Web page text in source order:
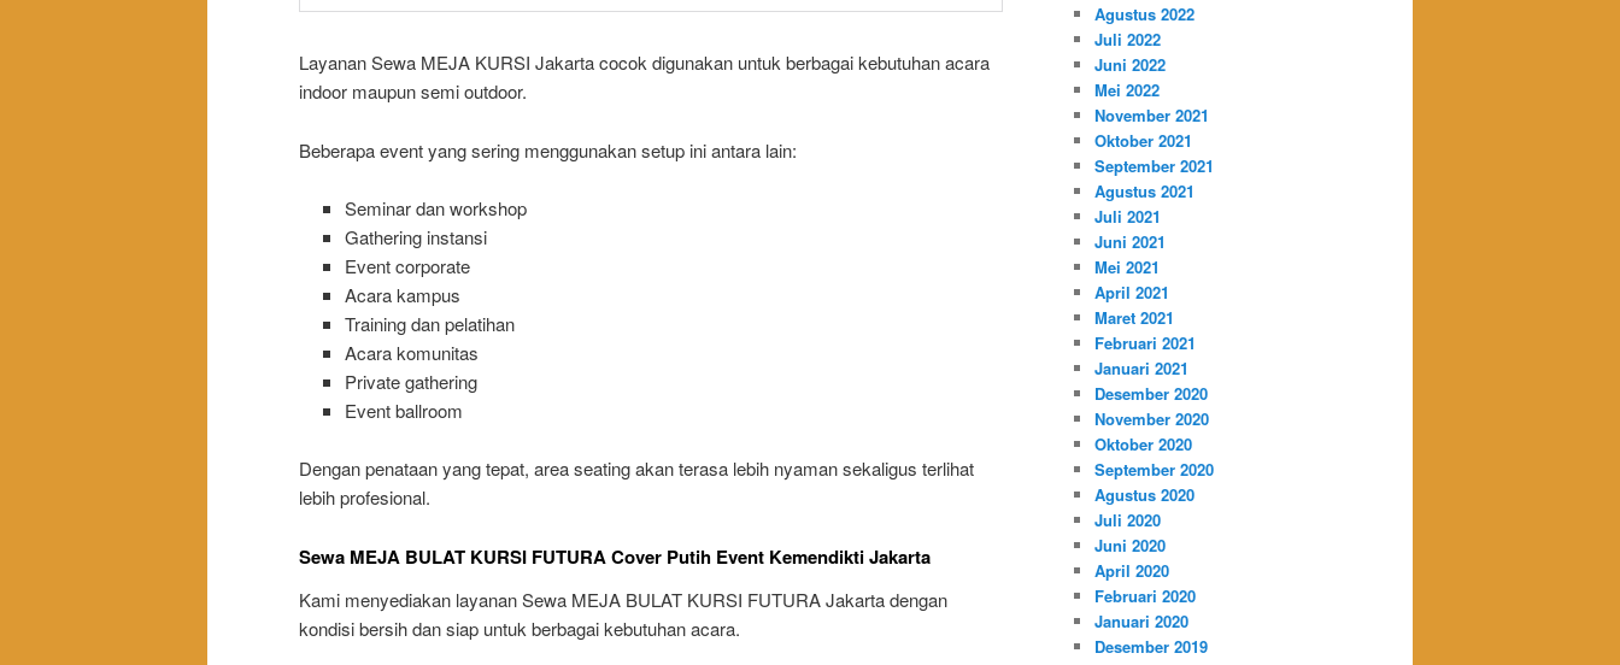
Layanan Sewa MEJA KURSI Jakarta cocok digunakan untuk berbagai kebutuhan acara
indoor maupun semi outdoor.
Beberapa event yang sering menggunakan setup ini antara lain:
Seminar dan workshop
Gathering instansi
Event corporate
Acara kampus
Training dan pelatihan
Acara komunitas
Private gathering
Event ballroom
Dengan penataan yang tepat, area seating akan terasa lebih nyaman sekaligus terlihat
lebih profesional.
Sewa MEJA BULAT KURSI FUTURA Cover Putih Event Kemendikti Jakarta
Kami menyediakan layanan Sewa MEJA BULAT KURSI FUTURA Jakarta dengan
kondisi bersih dan siap untuk berbagai kebutuhan acara.
Agustus 2022
Juli 2022
Juni 2022
Mei 2022
November 2021
Oktober 2021
September 2021
Agustus 2021
Juli 2021
Juni 2021
Mei 2021
April 2021
Maret 2021
Februari 2021
Januari 2021
Desember 2020
November 2020
Oktober 2020
September 2020
Agustus 2020
Juli 2020
Juni 2020
April 2020
Februari 2020
Januari 2020
Desember 2019